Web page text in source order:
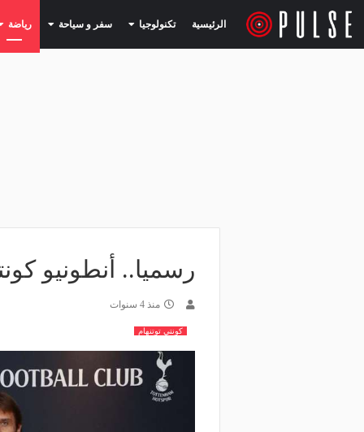
الرئيسية تكنولوجيا (current) سفر و سياحة (current) رياضة
رسميا.. أنطونيو
منذ 4 سنوات
كونتي توتنهام